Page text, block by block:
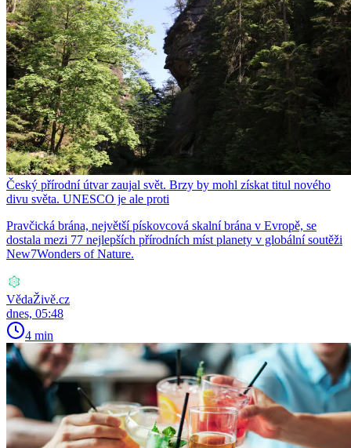
Český přírodní útvar zaujal svět. Brzy by mohl získat titul nového
divu světa. UNESCO je ale proti
Pravčická brána, největší pískovcová skalní brána v Evropě, se
dostala mezi 77 nejlepších přírodních míst planety v globální soutěži
New7Wonders of Nature.
VědaŽivě.cz
dnes, 05:48
4 min